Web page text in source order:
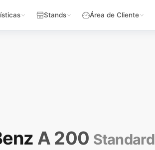
Stands Área de Cliente
A 200 Standard